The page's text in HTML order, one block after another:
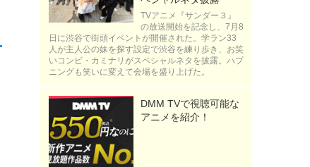
TVアニメ『サンダー３』
の放送開始を記念し、7月8
日に渋谷で街頭イベントが開催された。学ラン33
人が主人公の妹を探す設定で渋谷を練り歩き、お笑
いコンビ・カミナリがスペシャルネタを披露。ハプ
ニングも笑いに変えて会場を盛り上げた。
DMM TVで視聴可能な
アニメを紹介！